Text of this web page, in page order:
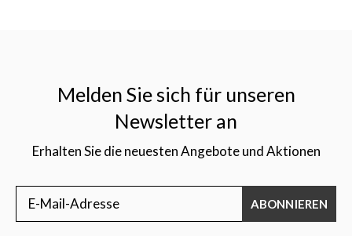
Melden Sie sich für unseren
Newsletter an
Erhalten Sie die neuesten Angebote und Aktionen
ABONNIEREN